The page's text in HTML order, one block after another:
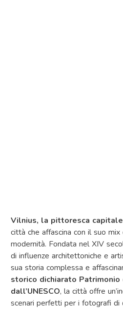
Vilnius, la pittoresca
città che affascina con il suo
modernità. Fondata nel XIV
di influenze architettoniche e
sua storia complessa e
storico dichiarato Patrimonio
dall’UNESCO, la città offre
scenari perfetti per i fotografi di